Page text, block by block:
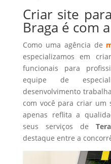
Criar site
Braga é com
Como uma agência de
especializamos em
funcionais para
equipe de
desenvolvimento
com você para criar um
apenas reflita a
seus serviços de
destaque entre a